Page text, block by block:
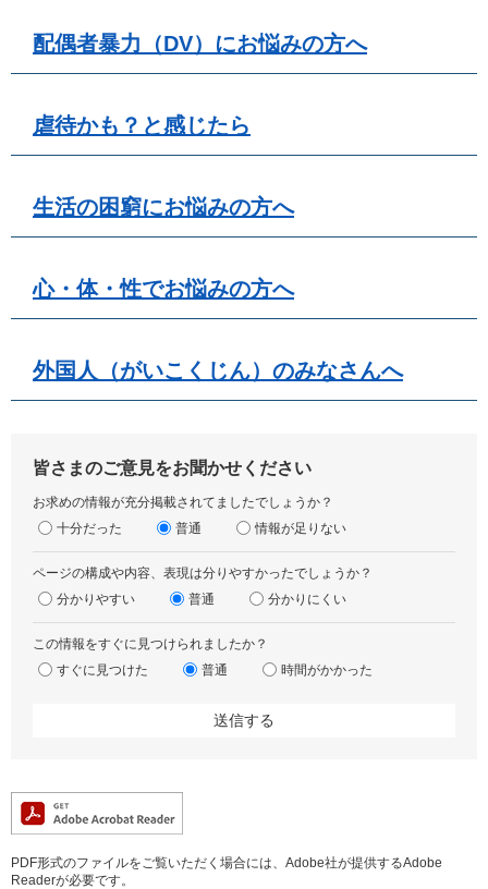
配偶者暴力（DV）にお悩みの方へ
虐待かも？と感じたら
生活の困窮にお悩みの方へ
心・体・性でお悩みの方へ
外国人（がいこくじん）のみなさんへ
皆さまのご意見をお聞かせください
お求めの情報が充分掲載されてましたでしょうか？
十分だった
普通 情報が足りない
ページの構成や内容、表現は分りやすかったでしょうか？
分かりやすい
普通 分かりにくい
この情報をすぐに見つけられましたか？
すぐに見つけた
普通 時間がかかった
PDF形式のファイルをご覧いただく場合には、Adobe社が提供するAdobe
Readerが必要です。